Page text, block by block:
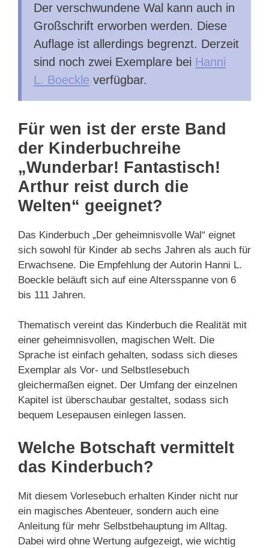
Der verschwundene Wal kann auch in
Großschrift erworben werden. Diese
Auflage ist allerdings begrenzt. Derzeit
sind noch zwei Exemplare bei Hanni
L. Boeckle verfügbar.
Für wen ist der erste Band
der Kinderbuchreihe
„Wunderbar! Fantastisch!
Arthur reist durch die
Welten“ geeignet?
Das Kinderbuch „Der geheimnisvolle Wal“ eignet
sich sowohl für Kinder ab sechs Jahren als auch für
Erwachsene. Die Empfehlung der Autorin Hanni L.
Boeckle beläuft sich auf eine Altersspanne von 6
bis 111 Jahren.
Thematisch vereint das Kinderbuch die Realität mit
einer geheimnisvollen, magischen Welt. Die
Sprache ist einfach gehalten, sodass sich dieses
Exemplar als Vor- und Selbstlesebuch
gleichermaßen eignet. Der Umfang der einzelnen
Kapitel ist überschaubar gestaltet, sodass sich
bequem Lesepausen einlegen lassen.
Welche Botschaft vermittelt
das Kinderbuch?
Mit diesem Vorlesebuch erhalten Kinder nicht nur
ein magisches Abenteuer, sondern auch eine
Anleitung für mehr Selbstbehauptung im Alltag.
Dabei wird ohne Wertung aufgezeigt, wie wichtig